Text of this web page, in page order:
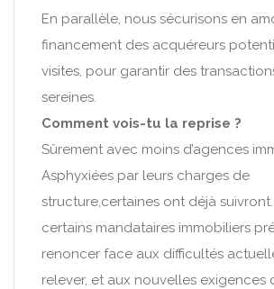
En parallèle, nous sécurisons en
financement des acquéreurs
visites, pour garantir des
sereines.
Comment vois-tu la reprise ?
Sûrement avec moins d’agences
Asphyxiées par leurs charges de
structure,certaines ont déjà
certains mandataires immobiliers
renoncer face aux difficultés
relever, et aux nouvelles exigences